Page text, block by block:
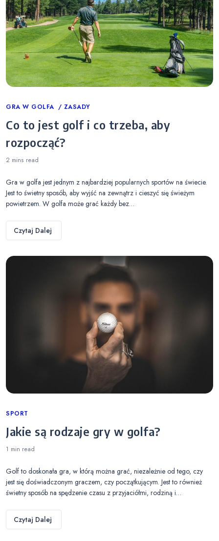
Categories
GRA W GOLFA ZASADY
Co to jest golf i co trzeba, aby
rozpocząć?
2 mins read
Gra w golfa jest jednym z najbardziej popularnych sportów na świecie.
Jest to świetny sposób, aby wyjść na zewnątrz i cieszyć się świeżym
powietrzem. W golfa może grać każdy bez…
Czytaj Dalej
Categories
SPORT
Jakie są rodzaje gry w golfa?
1 min read
Golf to doskonała gra, w którą można grać, niezależnie od tego, czy
jest się doświadczonym graczem, czy początkującym. Jest to również
świetny sposób na spędzenie czasu z przyjaciółmi, rodziną i…
Czytaj Dalej